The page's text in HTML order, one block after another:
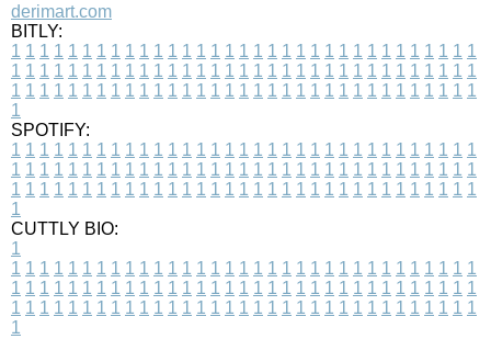
derimart.com
BITLY:
1 1 1 1 1 1 1 1 1 1 1 1 1 1 1 1 1 1 1 1 1 1 1 1 1 1 1 1 1 1 1 1 1
1 1 1 1 1 1 1 1 1 1 1 1 1 1 1 1 1 1 1 1 1 1 1 1 1 1 1 1 1 1 1 1 1
1 1 1 1 1 1 1 1 1 1 1 1 1 1 1 1 1 1 1 1 1 1 1 1 1 1 1 1 1 1 1 1 1
1
SPOTIFY:
1 1 1 1 1 1 1 1 1 1 1 1 1 1 1 1 1 1 1 1 1 1 1 1 1 1 1 1 1 1 1 1 1
1 1 1 1 1 1 1 1 1 1 1 1 1 1 1 1 1 1 1 1 1 1 1 1 1 1 1 1 1 1 1 1 1
1 1 1 1 1 1 1 1 1 1 1 1 1 1 1 1 1 1 1 1 1 1 1 1 1 1 1 1 1 1 1 1 1
1
CUTTLY BIO:
1
1 1 1 1 1 1 1 1 1 1 1 1 1 1 1 1 1 1 1 1 1 1 1 1 1 1 1 1 1 1 1 1 1
1 1 1 1 1 1 1 1 1 1 1 1 1 1 1 1 1 1 1 1 1 1 1 1 1 1 1 1 1 1 1 1 1
1 1 1 1 1 1 1 1 1 1 1 1 1 1 1 1 1 1 1 1 1 1 1 1 1 1 1 1 1 1 1 1 1
1